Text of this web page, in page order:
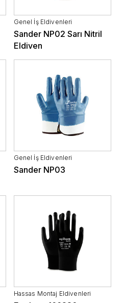
Genel İş Eldivenleri
Sander NP02 Sarı Nitril
Eldiven
Hassas Montaj Eldivenleri
Genel İş Eldivenleri
Sander NP03